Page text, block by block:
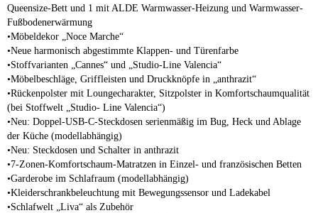
Queensize-Bett und 1 mit ALDE Warmwasser-Heizung und Warmwasser-
Fußbodenerwärmung
•Möbeldekor „Noce Marche“
•Neue harmonisch abgestimmte Klappen- und Türenfarbe
•Stoffvarianten „Cannes“ und „Studio-Line Valencia“
•Möbelbeschläge, Griffleisten und Druckknöpfe in „anthrazit“
•Rückenpolster mit Loungecharakter, Sitzpolster in Komfortschaumqualität
(bei Stoffwelt „Studio- Line Valencia“)
•Neu: Doppel-USB-C-Steckdosen serienmäßig im Bug, Heck und Ablage
der Küche (modellabhängig)
•Neu: Steckdosen und Schalter in anthrazit
•7-Zonen-Komfortschaum-Matratzen in Einzel- und französischen Betten
•Garderobe im Schlafraum (modellabhängig)
•Kleiderschrankbeleuchtung mit Bewegungssensor und Ladekabel
•Schlafwelt „Liva“ als Zubehör